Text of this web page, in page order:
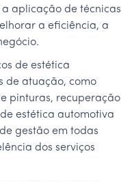
aplicação de técnicas
a eficiência, a
de estética
de atuação, como
pinturas, recuperação
estética automotiva
gestão em todas
dos serviços